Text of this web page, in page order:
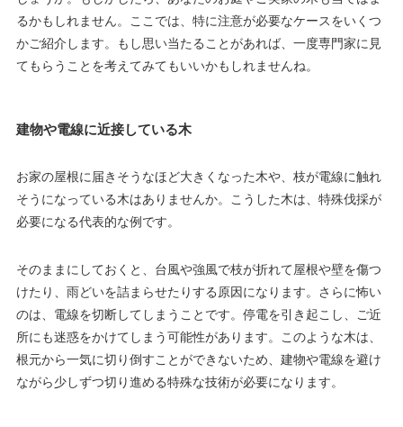
るかもしれません。ここでは、特に注意が必要なケースをいくつ
かご紹介します。もし思い当たることがあれば、一度専門家に見
てもらうことを考えてみてもいいかもしれませんね。
建物や電線に近接している木
お家の屋根に届きそうなほど大きくなった木や、枝が電線に触れ
そうになっている木はありませんか。こうした木は、特殊伐採が
必要になる代表的な例です。
そのままにしておくと、台風や強風で枝が折れて屋根や壁を傷つ
けたり、雨どいを詰まらせたりする原因になります。さらに怖い
のは、電線を切断してしまうことです。停電を引き起こし、ご近
所にも迷惑をかけてしまう可能性があります。このような木は、
根元から一気に切り倒すことができないため、建物や電線を避け
ながら少しずつ切り進める特殊な技術が必要になります。